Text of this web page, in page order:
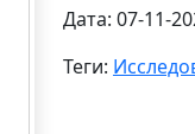
Дата: 07-11-
Теги: